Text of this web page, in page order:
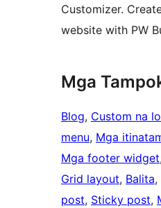
Customizer.
website with PW
Mga
Blog, Custom na
menu, Mga
Mga footer widget,
Grid layout, Balita,
post, Sticky post,